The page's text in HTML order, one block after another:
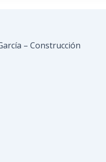
– Construcción